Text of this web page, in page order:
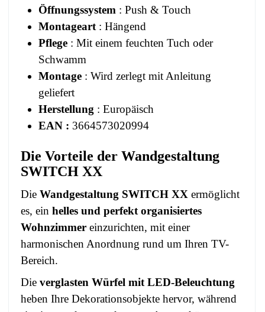
Öffnungssystem : Push & Touch
Montageart : Hängend
Pflege : Mit einem feuchten Tuch oder
Schwamm
Montage : Wird zerlegt mit Anleitung
geliefert
Herstellung : Europäisch
EAN : 3664573020994
Die Vorteile der Wandgestaltung
SWITCH XX
Die Wandgestaltung SWITCH XX ermöglicht
es, ein helles und perfekt organisiertes
Wohnzimmer einzurichten, mit einer
harmonischen Anordnung rund um Ihren TV-
Bereich.
Die verglasten Würfel mit LED-Beleuchtung
heben Ihre Dekorationsobjekte hervor, während